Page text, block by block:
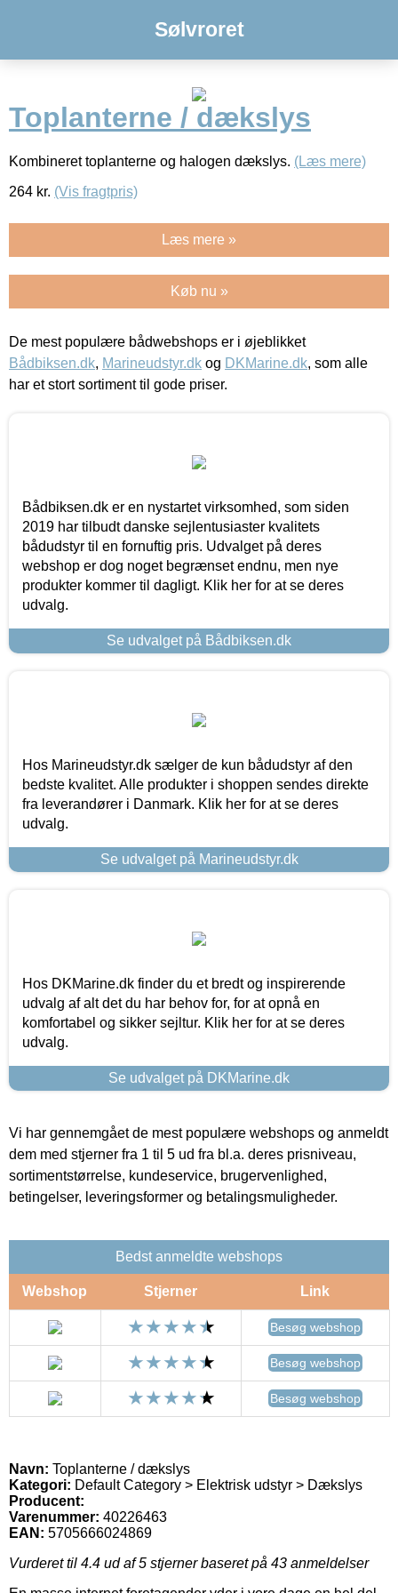
Sølvroret
Toplanterne / dækslys
Kombineret toplanterne og halogen dækslys. (Læs mere)
264 kr. (Vis fragtpris)
Læs mere »
Køb nu »
De mest populære bådwebshops er i øjeblikket
Bådbiksen.dk, Marineudstyr.dk og DKMarine.dk, som alle
har et stort sortiment til gode priser.
Bådbiksen.dk er en nystartet virksomhed, som siden
2019 har tilbudt danske sejlentusiaster kvalitets
bådudstyr til en fornuftig pris. Udvalget på deres
webshop er dog noget begrænset endnu, men nye
produkter kommer til dagligt. Klik her for at se deres
udvalg.
Se udvalget på Bådbiksen.dk
Hos Marineudstyr.dk sælger de kun bådudstyr af den
bedste kvalitet. Alle produkter i shoppen sendes direkte
fra leverandører i Danmark. Klik her for at se deres
udvalg.
Se udvalget på Marineudstyr.dk
Hos DKMarine.dk finder du et bredt og inspirerende
udvalg af alt det du har behov for, for at opnå en
komfortabel og sikker sejltur. Klik her for at se deres
udvalg.
Se udvalget på DKMarine.dk
Vi har gennemgået de mest populære webshops og anmeldt
dem med stjerner fra 1 til 5 ud fra bl.a. deres prisniveau,
sortimentstørrelse, kundeservice, brugervenlighed,
betingelser, leveringsformer og betalingsmuligheder.
Bedst anmeldte webshops
Webshop Stjerner Link
Besøg webshop
Besøg webshop
Besøg webshop
Navn: Toplanterne / dækslys
Kategori: Default Category > Elektrisk udstyr > Dækslys
Producent:
Varenummer: 40226463
EAN: 5705666024869
Vurderet til 4.4 ud af 5 stjerner baseret på 43 anmeldelser